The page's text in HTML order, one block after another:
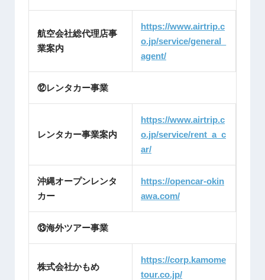
航空会社総代理店事
業案内
https://www.airtrip.c
o.jp/service/general_
agent/
⑫レンタカー事業
レンタカー事業案内
https://www.airtrip.c
o.jp/service/rent_a_c
ar/
沖縄オープンレンタ
カー
https://opencar-okin
awa.com/
⑬海外ツアー事業
株式会社かもめ
https://corp.kamome
tour.co.jp/